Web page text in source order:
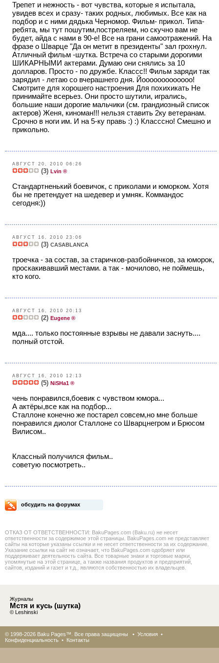
Трепет и нежность - вот чувства, которые я испытала,
увидев всех и сразу- таких родных, любимых. Все как на
подбор и с ними дядька Черномор. Фильм- прикол. Типа-
ребята, мы тут пошутим,постреляем, но скучно вам не
будет, айда с нами в 90-е! Все на грани самоотражений. На
фразе о Шварце "Да он метит в президенты" зал грохнул.
Атличный фильм -шутка. Встреча со старыми дорогими
ШИКАРНЫМИ актерами. Думаю они снялись за 10
долларов. Просто - по дружбе. Классс!! Фильм заряди так
зарядил - летаю со вчерашнего дня. Йооооооооооооо!
Смотрите для хорошего настроения Для похихикать Не
принимайте всерьез. Они просто шутили, игрались,
большие наши дорогие мальчики (см. грандиозный список
актеров) Женя, киноман!!! нельзя ставить 2ку ветеранам.
Срочно в ноги им. И на 5-ку правь :) :) Класссно! Смешно и
прикольно.
АВГУСТ 20, 2010 06:26
(3) Lvin ®
Стандартненький боевичок, с приколами и юморком. Хотя
бы не претендует на шедевер и умняк. Коммандос
сегодня:))
АВГУСТ 16, 2010 23:06
(3) CASABLANCA
троечка - за состав, за старичков-разбойничков, за юморок,
проскакивавший местами. а так - мочилово, не поймешь,
кто кого.
АВГУСТ 16, 2010 20:13
(2) Eugene ®
мда.... только постоянные взрывы не давали заснуть....
полный отстой.
АВГУСТ 16, 2010 12:13
(5) NiSHa1 ®
чень понравился,боевик с чувством юмора...
А актёры,все как на подбор...
Сталлоне конечно же постарел совсем,но мне больше
понравился диолог Сталлоне со Шварцнегром и Брюсом
Вилисом..
Классный получился фильм..
советую посмотреть..
обсудить на форумах
ОТКАЗ ОТ ОТВЕТСТВЕННОСТИ: BakuPages.com (Baku.ru) не несет
ответственности за содержимое этой страницы. BakuPages.com не представляет
сайты на которые указаны ссылки и не несет ответственности за их содержание.
Указание ссылки на сайт не означает, что BakuPages.com одобряет или
поддерживает деятельность сайта. Все товарные знаки и торговые марки,
упомянутые на этой странице, а также названия продуктов и предприятий,
сайтов, изданий и газет и т.д., являются собственностью их владельцев.
Журналы
Мстя и кусь (шутка)
© Leshinski
© 1998-2026 Baku Pages™. Все права защищены • Условия •
Конфиденциальность • Контакты